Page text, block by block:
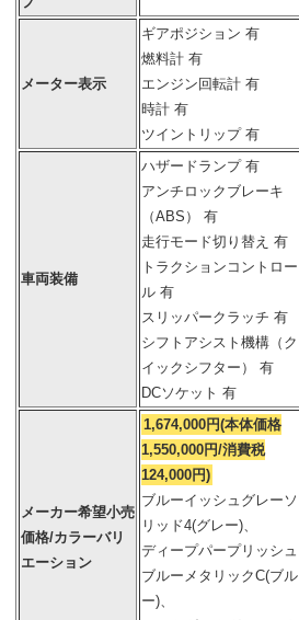
メーター表示
ギアポジション 有
燃料計 有
エンジン回転計 有
時計 有
ツイントリップ 有
車両装備
ハザードランプ 有
アンチロックブレーキ
（ABS） 有
走行モード切り替え 有
トラクションコントロー
ル 有
スリッパークラッチ 有
シフトアシスト機構（ク
イックシフター） 有
DCソケット 有
メーカー希望小売
価格/カラーバリ
エーション
1,674,000円(本体価格
1,550,000円/消費税
124,000円)
ブルーイッシュグレーソ
リッド4(グレー)、
ディープパープリッシュ
ブルーメタリックC(ブル
ー)、